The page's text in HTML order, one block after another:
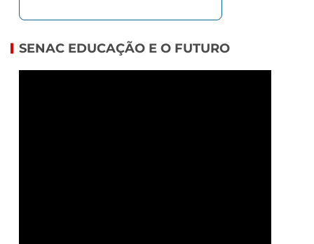
SENAC EDUCAÇÃO E O FUTURO